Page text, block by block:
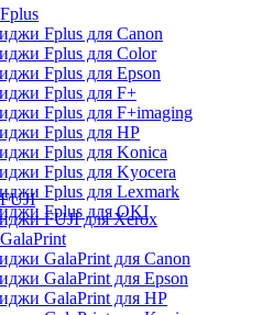
Fplus для Canon
Fplus для Color
Fplus для Epson
Fplus для F+
Fplus для F+imaging
Fplus для HP
Fplus для Konica
Fplus для Kyocera
Fplus для Lexmark
Fplus для OKI
FUJI для Xerox
GalaPrint для Canon
GalaPrint для Epson
GalaPrint для HP